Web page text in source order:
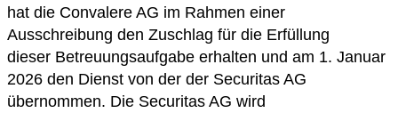
hat die Convalere AG im Rahmen einer
Ausschreibung den Zuschlag für die Erfüllung
dieser Betreuungsaufgabe erhalten und am 1. Januar
2026 den Dienst von der der Securitas AG
übernommen. Die Securitas AG wird